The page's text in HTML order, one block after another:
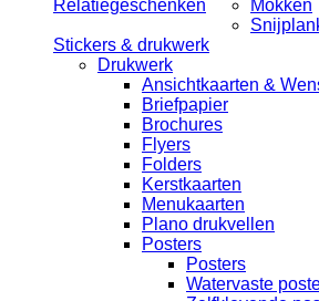
Relatiegeschenken
Mokken
Stickers & drukwerk
Drukwerk
Ansichtkaarten &
Briefpapier
Brochures
Flyers
Folders
Kerstkaarten
Menukaarten
Plano drukvellen
Posters
Posters
Watervaste